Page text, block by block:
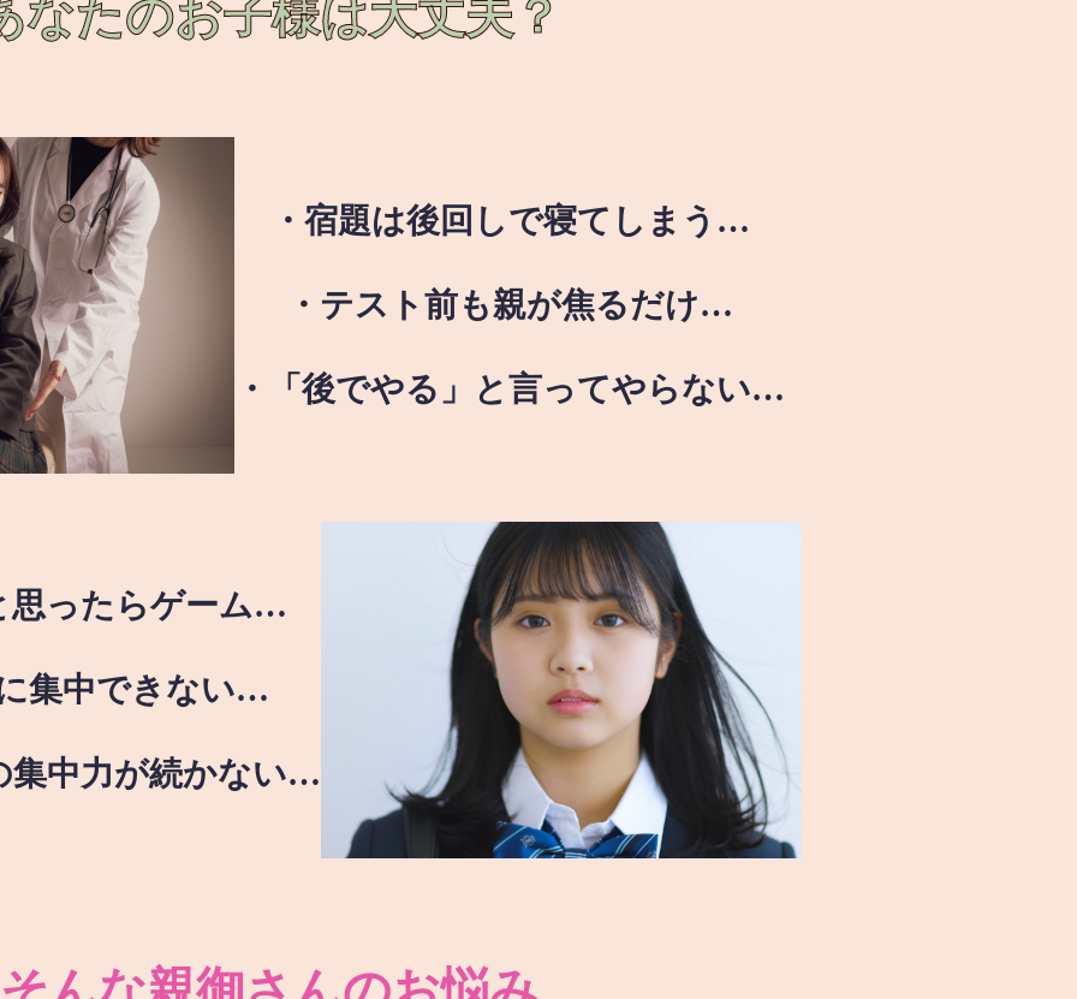
なたのお子様は大丈夫？
・宿題は後回しで寝てしまう…
・テスト前も親が焦るだけ…
・「後でやる」と言ってやらない…
思ったらゲーム…
集中できない…
集中力が続かない…